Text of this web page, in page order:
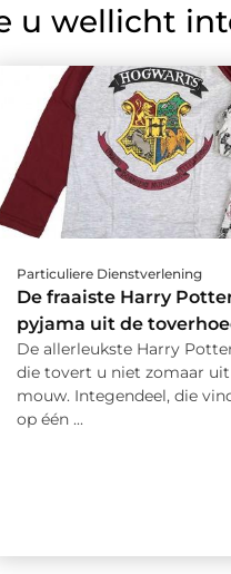
u wellicht
Particuliere Dienstverlening
De fraaiste Harry
pyjama uit de
De allerleukste Harry
die tovert u niet zomaar
mouw. Integendeel, die
op één ...